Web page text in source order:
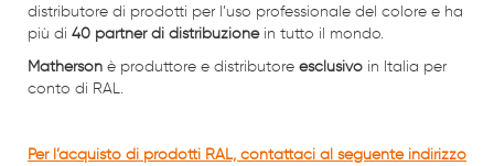
distributore di prodotti per l’uso professionale del colore e ha
più di 40 partner di distribuzionein tutto il mondo.
Matherson è produttore e distributore esclusivo in Italia per
conto di RAL.
Per l’acquisto di prodotti RAL, contattaci al seguente indirizzo